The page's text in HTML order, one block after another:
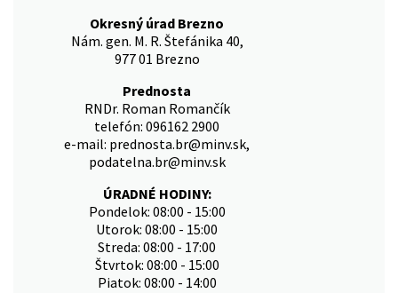
Okresný úrad Brezno
Nám. gen. M. R. Štefánika 40,
977 01 Brezno
Prednosta
RNDr. Roman Romančík
telefón: 096162 2900
e-mail: prednosta.br@minv.sk,
podatelna.br@minv.sk
ÚRADNÉ HODINY:
Pondelok: 08:00 - 15:00
Utorok: 08:00 - 15:00
Streda: 08:00 - 17:00
Štvrtok: 08:00 - 15:00
Piatok: 08:00 - 14:00